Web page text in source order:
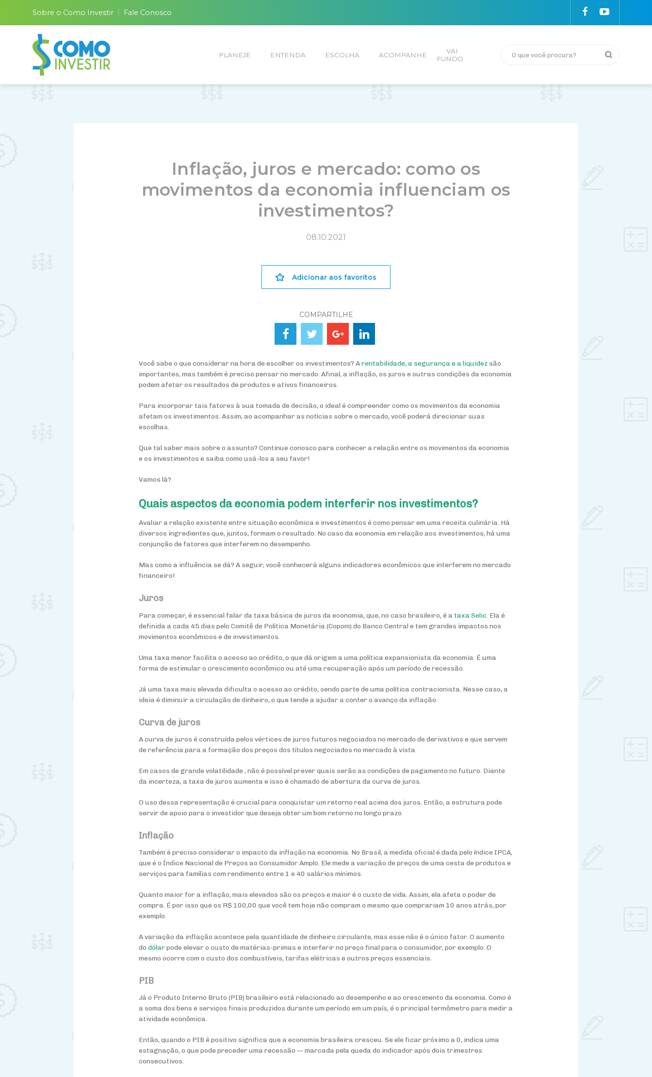
Sobre o Como Investir Fale Conosco
PLANEJE ENTENDA ESCOLHA ACOMPANHE
VAI
FUNDO
Inflação, juros e mercado: como os
movimentos da economia influenciam os
investimentos?
08.10.2021
Adicionar aos favoritos
COMPARTILHE
Você sabe o que considerar na hora de escolher os investimentos? Arentabilidade, a segurança e a liquidez são
importantes, mas também é preciso pensar no mercado. Afinal, a inflação, os juros e outras condições da economia
podem afetar os resultados de produtos e ativos financeiros.
Para incorporar tais fatores à sua tomada de decisão, o ideal é compreender como os movimentos da economia
afetam os investimentos. Assim, ao acompanhar as notícias sobre o mercado, você poderá direcionar suas
escolhas.
Que tal saber mais sobre o assunto? Continue conosco para conhecer a relação entre os movimentos da economia
e os investimentos e saiba como usá-los a seu favor!
Vamos lá?
Quais aspectos da economia podem interferir nos investimentos?
Avaliar a relação existente entre situação econômica e investimentos é como pensar em uma receita culinária. Há
diversos ingredientes que, juntos, formam o resultado. No caso da economia em relação aos investimentos, há uma
conjunção de fatores que interferem no desempenho.
Mas como a influência se dá? A seguir, você conhecerá alguns indicadores econômicos que interferem no mercado
financeiro!
Juros
Para começar, é essencial falar da taxa básica de juros da economia, que, no caso brasileiro, é a taxa Selic. Ela é
definida a cada 45 dias pelo Comitê de Política Monetária (Copom) do Banco Central e tem grandes impactos nos
movimentos econômicos e de investimentos.
Uma taxa menor facilita o acesso ao crédito, o que dá origem a uma política expansionista da economia. É uma
forma de estimular o crescimento econômico ou até uma recuperação após um período de recessão.
Já uma taxa mais elevada dificulta o acesso ao crédito, sendo parte de uma política contracionista. Nesse caso, a
ideia é diminuir a circulação de dinheiro, o que tende a ajudar a conter o avanço da inflação.
Curva de juros
A curva de juros é construída pelos vértices de juros futuros negociados no mercado de derivativos e que servem
de referência para a formação dos preços dos títulos negociados no mercado à vista.
Em casos de grande volatilidade , não é possível prever quais serão as condições de pagamento no futuro. Diante
da incerteza, a taxa de juros aumenta e isso é chamado de abertura da curva de juros.
O uso dessa representação é crucial para conquistar um retorno real acima dos juros. Então, a estrutura pode
servir de apoio para o investidor que deseja obter um bom retorno no longo prazo.
Inflação
Também é preciso considerar o impacto da inflação na economia. No Brasil, a medida oficial é dada pelo índice IPCA,
que é o Índice Nacional de Preços ao Consumidor Amplo. Ele mede a variação de preços de uma cesta de produtos e
serviços para famílias com rendimento entre 1 e 40 salários mínimos.
Quanto maior for a inflação, mais elevados são os preços e maior é o custo de vida. Assim, ela afeta o poder de
compra. É por isso que os R$ 100,00 que você tem hoje não compram o mesmo que comprariam 10 anos atrás, por
exemplo.
A variação da inflação acontece pela quantidade de dinheiro circulante, mas esse não é o único fator. O aumento
dodólar pode elevar o custo de matérias-primas e interferir no preço final para o consumidor, por exemplo. O
mesmo ocorre com o custo dos combustíveis, tarifas elétricas e outros preços essenciais.
PIB
Já o Produto Interno Bruto (PIB) brasileiro está relacionado ao desempenho e ao crescimento da economia. Como é
a soma dos bens e serviços finais produzidos durante um período em um país, é o principal termômetro para medir a
atividade econômica.
Então, quando o PIB é positivo significa que a economia brasileira cresceu. Se ele ficar próximo a 0, indica uma
estagnação, o que pode preceder uma recessão — marcada pela queda do indicador após dois trimestres
consecutivos.